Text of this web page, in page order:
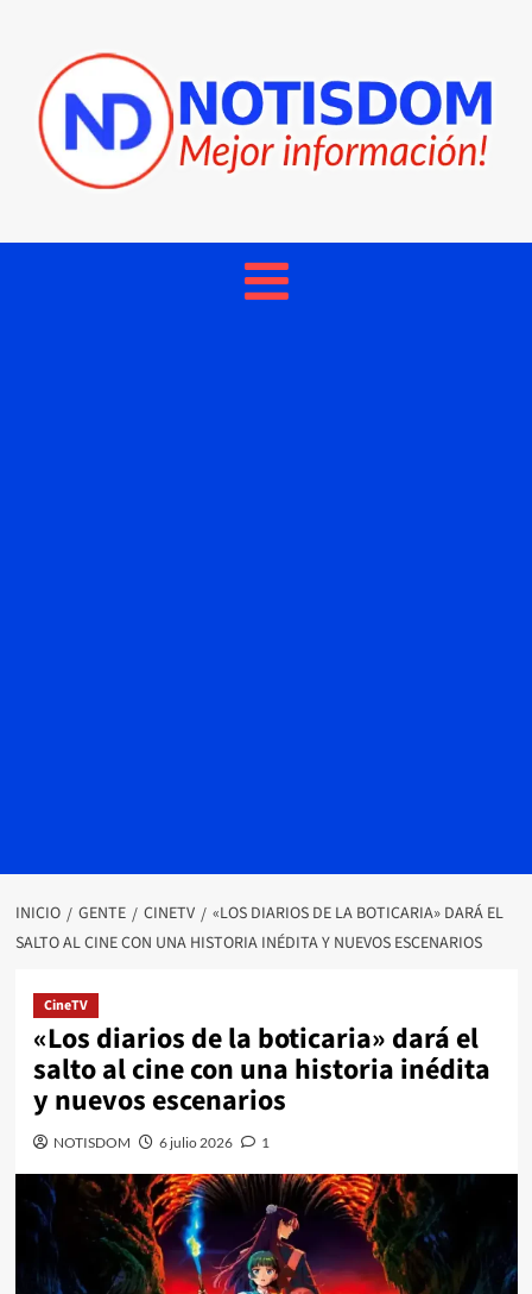
INICIO GENTE CINETV
«LOS DIARIOS DE LA BOTICARIA» DARÁ EL
SALTO AL CINE CON UNA HISTORIA INÉDITA Y NUEVOS ESCENARIOS
CineTV
«Los diarios de la boticaria» dará el
salto al cine con una historia inédita
y nuevos escenarios
NOTISDOM 6 julio 2026 1